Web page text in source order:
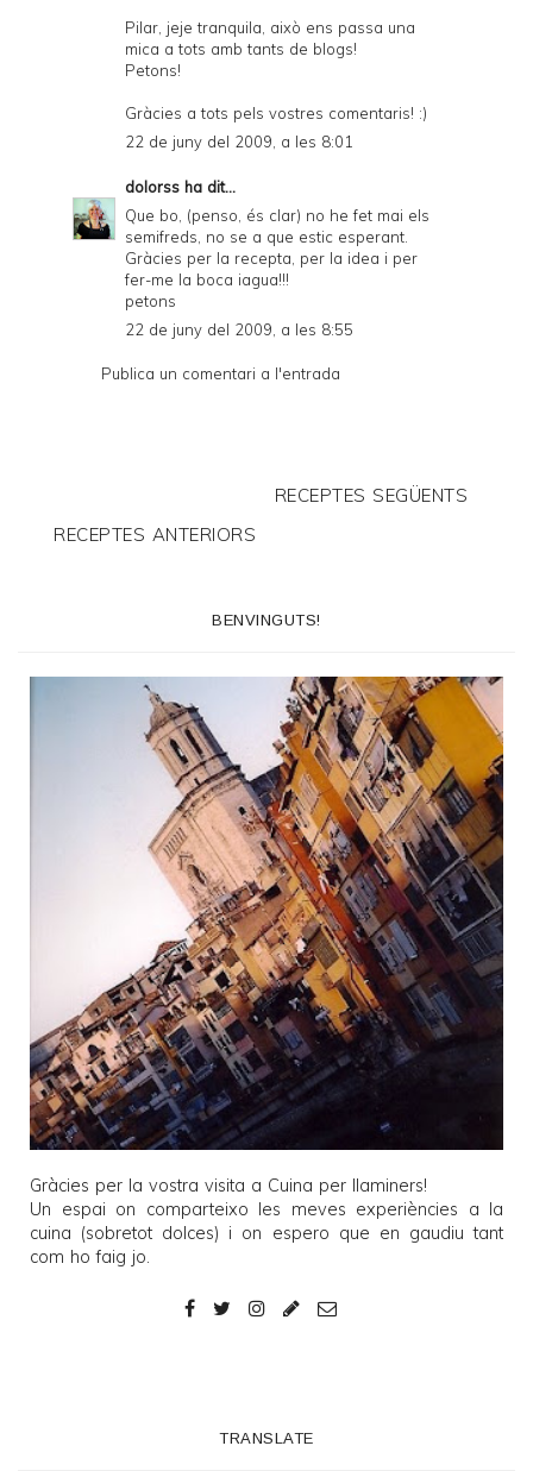
Pilar, jeje tranquila, això ens passa una
mica a tots amb tants de blogs!
Petons!
Gràcies a tots pels vostres comentaris! :)
22 de juny del 2009, a les 8:01
dolorss ha dit...
Que bo, (penso, és clar) no he fet mai els
semifreds, no se a que estic esperant.
Gràcies per la recepta, per la idea i per
fer-me la boca iagua!!!
petons
22 de juny del 2009, a les 8:55
Publica un comentari a l'entrada
RECEPTES SEGÜENTS
RECEPTES ANTERIORS
BENVINGUTS!
Gràcies per la vostra visita a Cuina per llaminers!
Un espai on comparteixo les meves experiències a la
cuina (sobretot dolces) i on espero que en gaudiu tant
com ho faig jo.
TRANSLATE